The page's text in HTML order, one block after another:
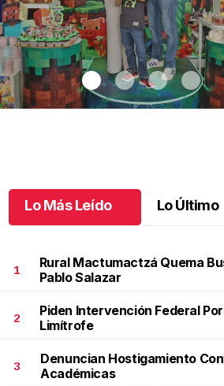
El pequeño Santiago cumple 6 años.El
Santiago cumple 6 años
Mayo 23 l
Lo Más Leído Lo Último
1
Rural Mactumactzá Quema
Pablo Salazar
2
Piden Intervención Federal
Limítrofe
3
Denuncian Hostigamiento
Académicas